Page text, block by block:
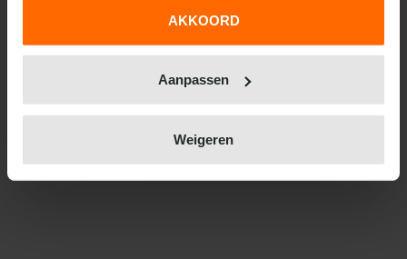
We werken samen met31 derdendie uw gegevens
AKKOORD
Aanpassen
Weigeren